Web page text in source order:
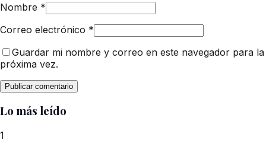
Nombre *
Correo electrónico *
Guardar mi nombre y correo en este navegador para la
próxima vez.
Lo más leído
1